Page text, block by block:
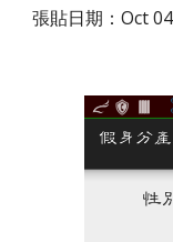
張貼日期：Oct